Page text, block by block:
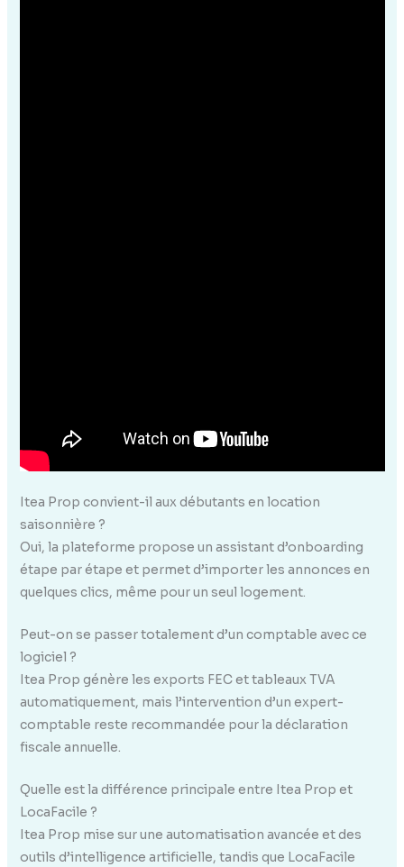
Itea Prop convient-il aux débutants en location
saisonnière ?
Oui, la plateforme propose un assistant d’onboarding
étape par étape et permet d’importer les annonces en
quelques clics, même pour un seul logement.
Peut-on se passer totalement d’un comptable avec ce
logiciel ?
Itea Prop génère les exports FEC et tableaux TVA
automatiquement, mais l’intervention d’un expert-
comptable reste recommandée pour la déclaration
fiscale annuelle.
Quelle est la différence principale entre Itea Prop et
LocaFacile ?
Itea Prop mise sur une automatisation avancée et des
outils d’intelligence artificielle, tandis que LocaFacile